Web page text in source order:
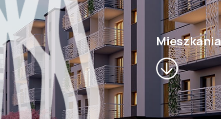
Mieszkania